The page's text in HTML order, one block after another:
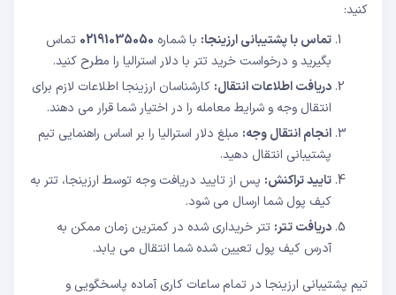
کنید:
تماس با پشتیبانی ارزینجا: با شماره 02191035050 تماس
بگیرید و درخواست خرید تتر با دلار استرالیا را مطرح کنید.
دریافت اطلاعات انتقال: کارشناسان ارزینجا اطلاعات لازم برای
انتقال وجه و شرایط معامله را در اختیار شما قرار می دهند.
انجام انتقال وجه: مبلغ دلار استرالیا را بر اساس راهنمایی تیم
پشتیبانی انتقال دهید.
تایید تراکنش: پس از تایید دریافت وجه توسط ارزینجا، تتر به
کیف پول شما ارسال می شود.
دریافت تتر: تتر خریداری شده در کمترین زمان ممکن به
آدرس کیف پول تعیین شده شما انتقال می یابد.
تیم پشتیبانی ارزینجا در تمام ساعات کاری آماده پاسخگویی و